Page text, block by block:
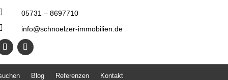
05731 – 8697710
info@schnoelzer-immobilien.de
Blog Referenzen Kontakt